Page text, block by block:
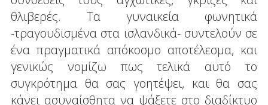
θλιβερές. Τα γυναικεία φωνητικά
-τραγουδισμένα στα ισλανδικά- συντελούν σε
ένα πραγματικά απόκοσμο αποτέλεσμα, και
γενικώς νομίζω πως τελικά αυτό το
συγκρότημα θα σας γοητέψει, και θα σας
κάνει ασυναίσθητα να ψάξετε στο διαδίκτυο